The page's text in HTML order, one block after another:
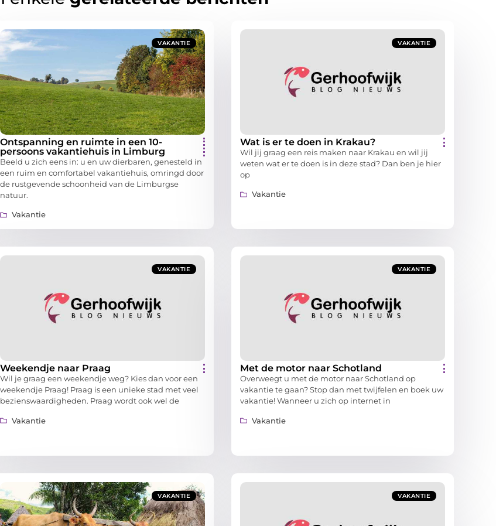
VAKANTIE
Ontspanning en ruimte in een 10-
persoons vakantiehuis in Limburg
Beeld u zich eens in: u en uw dierbaren, genesteld in
een ruim en comfortabel vakantiehuis, omringd door
de rustgevende schoonheid van de Limburgse
natuur.
Vakantie
VAKANTIE
Wat is er te doen in Krakau?
Wil jij graag een reis maken naar Krakau en wil jij
weten wat er te doen is in deze stad? Dan ben je hier
op
Vakantie
VAKANTIE
Weekendje naar Praag
Wil je graag een weekendje weg? Kies dan voor een
weekendje Praag! Praag is een unieke stad met veel
bezienswaardigheden. Praag wordt ook wel de
Vakantie
VAKANTIE
Met de motor naar Schotland
Overweegt u met de motor naar Schotland op
vakantie te gaan? Stop dan met twijfelen en boek uw
vakantie! Wanneer u zich op internet in
Vakantie
VAKANTIE VAKANTIE